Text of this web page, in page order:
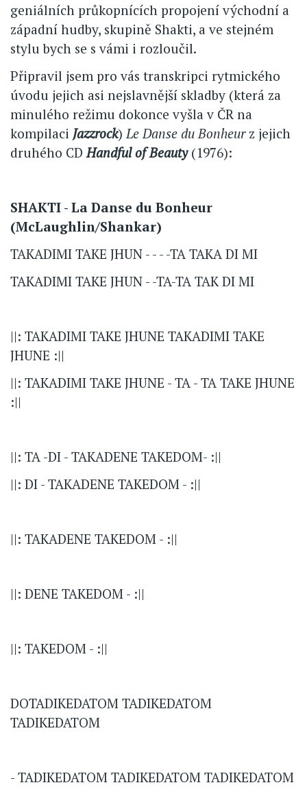
geniálních průkopnících propojení východní a
západní hudby, skupině Shakti, a ve stejném
stylu bych se s vámi i rozloučil.
Připravil jsem pro vás transkripci rytmického
úvodu jejich asi nejslavnější skladby (která za
minulého režimu dokonce vyšla v ČR na
kompilaci Jazzrock) Le Danse du Bonheurz jejich
druhého CD Handful of Beauty(1976):
SHAKTI - La Danse du Bonheur
(McLaughlin/Shankar)
TAKADIMI TAKE JHUN - - - -TA TAKA DI MI
TAKADIMI TAKE JHUN - -TA-TA TAK DI MI
||: TAKADIMI TAKE JHUNE TAKADIMI TAKE
JHUNE :||
||: TAKADIMI TAKE JHUNE - TA - TA TAKE JHUNE
:||
||: TA -DI - TAKADENE TAKEDOM- :||
||: DI - TAKADENE TAKEDOM - :||
||: TAKADENE TAKEDOM - :||
||: DENE TAKEDOM - :||
||: TAKEDOM - :||
DOTADIKEDATOM TADIKEDATOM
TADIKEDATOM
- TADIKEDATOM TADIKEDATOM TADIKEDATOM